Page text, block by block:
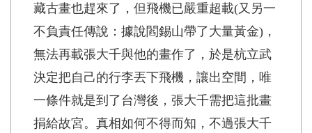
藏古畫也趕來了，但飛機已嚴重超載(又另一
不負責任傳說：據說閻錫山帶了大量黃金)，
無法再載張大千與他的畫作了，於是杭立武
決定把自己的行李丟下飛機，讓出空間，唯
一條件就是到了台灣後，張大千需把這批畫
捐給故宮。真相如何不得而知，不過張大千